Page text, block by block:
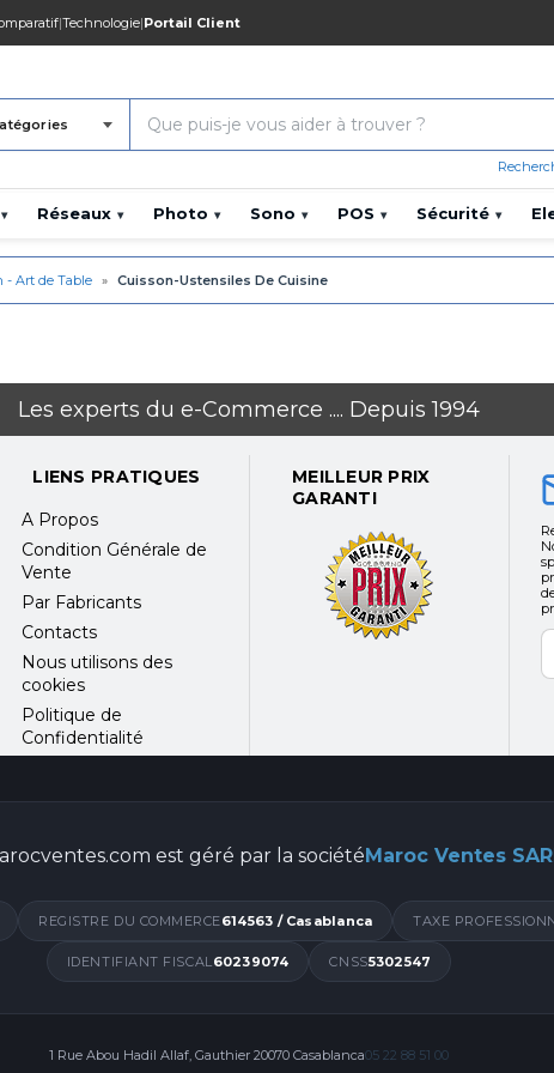
|Technologie|Portail Client
▾ Réseaux ▾ Photo ▾ Sono ▾ POS ▾ Sécurité ▾
- Art de Table » Cuisson-Ustensiles De Cuisine
Les experts du e-Commerce .... Depuis 1994
LIENS PRATIQUES
A Propos
Condition Générale de
Vente
Par Fabricants
Contacts
Nous utilisons des
cookies
Politique de
Confidentialité
MEILLEUR PRIX
GARANTI
est géré par la sociétéMaroc Ventes
REGISTRE DU COMMERCE614563 / Casablanca TAXE
IDENTIFIANT FISCAL60239074 CNSS5302547
1 Rue Abou Hadil Allaf, Gauthier 20070 Casablanca05 22 88 51 00